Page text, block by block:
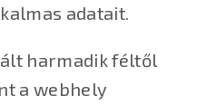
adatait.
harmadik féltől
a webhely